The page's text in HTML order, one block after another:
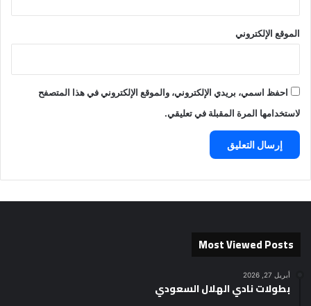
الموقع الإلكتروني
احفظ اسمي، بريدي الإلكتروني، والموقع الإلكتروني في هذا المتصفح
لاستخدامها المرة المقبلة في تعليقي.
Most Viewed Posts
أبريل 27, 2026
بطولات نادي الهلال السعودي